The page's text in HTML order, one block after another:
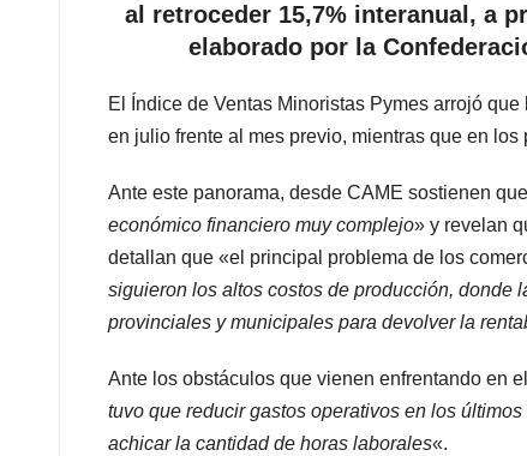
al retroceder 15,7% interanual, a
elaborado por la
El Índice de Ventas Minoristas Pymes arrojó
en julio frente al mes previo, mientras que en
Ante este panorama, desde CAME sostienen
económico financiero muy complejo» y revelan
detallan que «el principal problema de los
siguieron los altos costos de producción, donde
provinciales y municipales para devolver la
Ante los obstáculos que vienen enfrentando en
tuvo que reducir gastos operativos en los
achicar la cantidad de horas laborales«.